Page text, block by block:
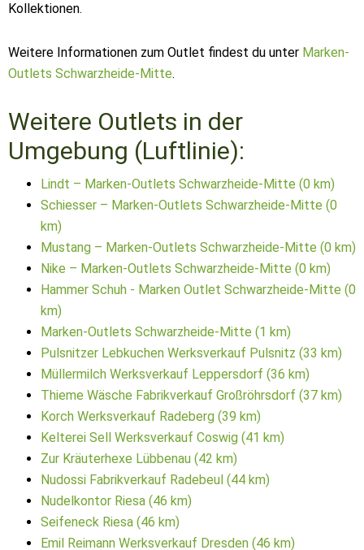
Kollektionen.
Weitere Informationen zum Outlet findest du unter Marken-
Outlets Schwarzheide-Mitte.
Weitere Outlets in der
Umgebung (Luftlinie):
Lindt – Marken-Outlets Schwarzheide-Mitte (0 km)
Schiesser – Marken-Outlets Schwarzheide-Mitte (0
km)
Mustang – Marken-Outlets Schwarzheide-Mitte (0 km)
Nike – Marken-Outlets Schwarzheide-Mitte (0 km)
Hammer Schuh - Marken Outlet Schwarzheide-Mitte (0
km)
Marken-Outlets Schwarzheide-Mitte (1 km)
Pulsnitzer Lebkuchen Werksverkauf Pulsnitz (33 km)
Müllermilch Werksverkauf Leppersdorf (36 km)
Thieme Wäsche Fabrikverkauf Großröhrsdorf (37 km)
Korch Werksverkauf Radeberg (39 km)
Kelterei Sell Werksverkauf Coswig (41 km)
Zur Kräuterhexe Lübbenau (42 km)
Nudossi Fabrikverkauf Radebeul (44 km)
Nudelkontor Riesa (46 km)
Seifeneck Riesa (46 km)
Emil Reimann Werksverkauf Dresden (46 km)